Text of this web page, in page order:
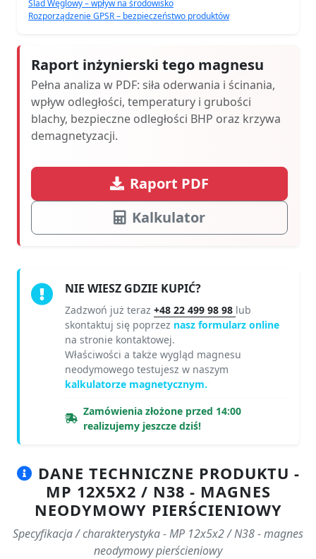
Ślad Węglowy – wpływ na środowisko
Rozporządzenie GPSR – bezpieczeństwo produktów
Raport inżynierski tego magnesu
Pełna analiza w PDF: siła oderwania i ścinania,
wpływ odległości, temperatury i grubości
blachy, bezpieczne odległości BHP oraz krzywa
demagnetyzacji.
Raport PDF
Kalkulator
NIE WIESZ GDZIE KUPIĆ?
Zadzwoń już teraz +48 22 499 98 98 lub
skontaktuj się poprzez nasz formularz online
na stronie kontaktowej.
Właściwości a także wygląd magnesu
neodymowego testujesz w naszym
kalkulatorze magnetycznym.
Zamówienia złożone przed 14:00
realizujemy jeszcze dziś!
DANE TECHNICZNE PRODUKTU -
MP 12X5X2 / N38 - MAGNES
NEODYMOWY PIERŚCIENIOWY
Specyfikacja / charakterystyka - MP 12x5x2 / N38 - magnes
neodymowy pierścieniowy